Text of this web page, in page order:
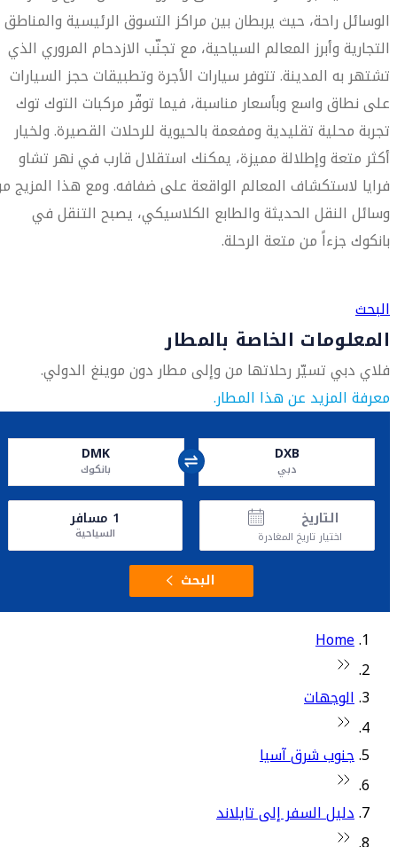
الوسائل راحة، حيث يربطان بين مراكز التسوق الرئيسية والمناطق
التجارية وأبرز المعالم السياحية، مع تجنّب الازدحام المروري الذي
تشتهر به المدينة. تتوفر سيارات الأجرة وتطبيقات حجز السيارات
على نطاق واسع وبأسعار مناسبة، فيما توفّر مركبات التوك توك
تجربة محلية تقليدية ومفعمة بالحيوية للرحلات القصيرة. ولخيار
أكثر متعة وإطلالة مميزة، يمكنك استقلال قارب في نهر تشاو
فرايا لاستكشاف المعالم الواقعة على ضفافه. ومع هذا المزيج
وسائل النقل الحديثة والطابع الكلاسيكي، يصبح التنقل في
بانكوك جزءاً من متعة الرحلة.
البحث
المعلومات الخاصة بالمطار
فلاي دبي تسيّر رحلاتها من وإلى مطار دون موينغ الدولي.
معرفة المزيد عن هذا المطار.
DXB
دبي
DMK
بانكوك
التاريخ
اختيار تاريخ المغادرة
1 مسافر
السياحية
البحث
Home
الوجهات
جنوب شرق آسيا
دليل السفر إلى تايلاند